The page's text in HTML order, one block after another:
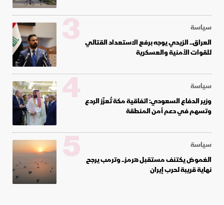
سياسة
العراق.. الزيدي يوجه برفع الاستعداد القتالي
للقوات الأمنية والعسكرية
3
سياسة
وزير الدفاع السعودي: اتفاقية مكة تُعزّز الردع
وتسهم في دعم أمن المنطقة
4
سياسة
الغموض يكتنف مستقبل هرمز.. وترمب يرجح
نهاية قريبة لحرب إيران
5